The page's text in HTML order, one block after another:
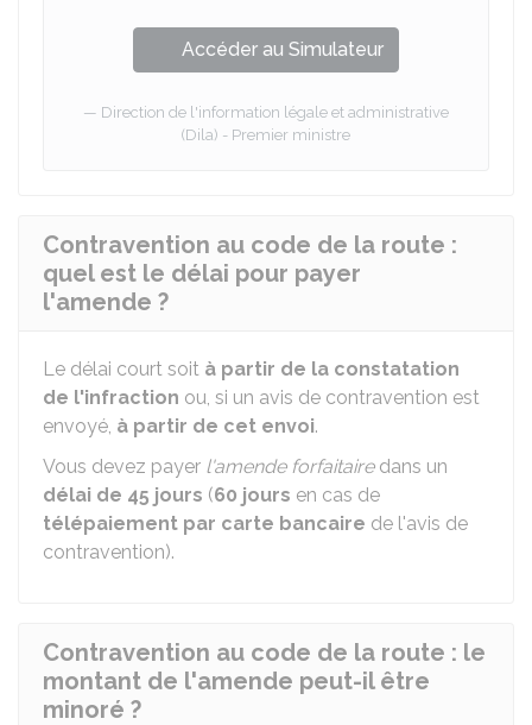
Accéder au Simulateur
Direction de l'information légale et administrative
(Dila) - Premier ministre
Contravention au code de la route :
quel est le délai pour payer
l'amende ?
Le délai court soit à partir de la constatation
de l'infraction ou, si un avis de contravention est
envoyé, à partir de cet envoi.
Vous devez payer l'amende forfaitairedans un
délai de 45 jours (60 jours en cas de
télépaiement par carte bancaire de l'avis de
contravention).
Contravention au code de la route : le
montant de l'amende peut-il être
minoré ?